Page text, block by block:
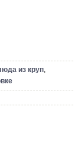
из круп,